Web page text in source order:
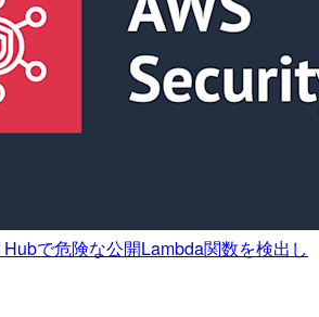
で危険な公開Lambda関数を検出し